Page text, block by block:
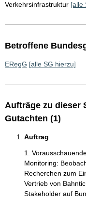
Verkehrsinfrastruktur [alle
Betroffene
ERegG [alle SG hierzu]
Aufträge zu dieser
Gutachten (1)
Auftrag
1.
Monitoring:
Recherchen zum
Vertrieb von
Stakeholder auf